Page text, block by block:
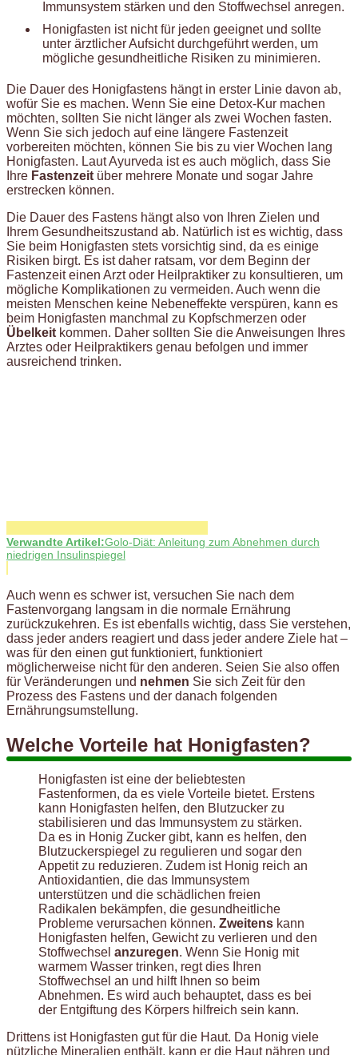
Immunsystem stärken und den Stoffwechsel anregen.
Honigfasten ist nicht für jeden geeignet und sollte
unter ärztlicher Aufsicht durchgeführt werden, um
mögliche gesundheitliche Risiken zu minimieren.
Die Dauer des Honigfastens hängt in erster Linie davon ab,
wofür Sie es machen. Wenn Sie eine Detox-Kur machen
möchten, sollten Sie nicht länger als zwei Wochen fasten.
Wenn Sie sich jedoch auf eine längere Fastenzeit
vorbereiten möchten, können Sie bis zu vier Wochen lang
Honigfasten. Laut Ayurveda ist es auch möglich, dass Sie
Ihre Fastenzeit über mehrere Monate und sogar Jahre
erstrecken können.
Die Dauer des Fastens hängt also von Ihren Zielen und
Ihrem Gesundheitszustand ab. Natürlich ist es wichtig, dass
Sie beim Honigfasten stets vorsichtig sind, da es einige
Risiken birgt. Es ist daher ratsam, vor dem Beginn der
Fastenzeit einen Arzt oder Heilpraktiker zu konsultieren, um
mögliche Komplikationen zu vermeiden. Auch wenn die
meisten Menschen keine Nebeneffekte verspüren, kann es
beim Honigfasten manchmal zu Kopfschmerzen oder
Übelkeit kommen. Daher sollten Sie die Anweisungen Ihres
Arztes oder Heilpraktikers genau befolgen und immer
ausreichend trinken.
Verwandte Artikel:Golo-Diät: Anleitung zum Abnehmen durch
niedrigen Insulinspiegel
Auch wenn es schwer ist, versuchen Sie nach dem
Fastenvorgang langsam in die normale Ernährung
zurückzukehren. Es ist ebenfalls wichtig, dass Sie verstehen,
dass jeder anders reagiert und dass jeder andere Ziele hat –
was für den einen gut funktioniert, funktioniert
möglicherweise nicht für den anderen. Seien Sie also offen
für Veränderungen und nehmen Sie sich Zeit für den
Prozess des Fastens und der danach folgenden
Ernährungsumstellung.
Welche Vorteile hat Honigfasten?
Honigfasten ist eine der beliebtesten
Fastenformen, da es viele Vorteile bietet. Erstens
kann Honigfasten helfen, den Blutzucker zu
stabilisieren und das Immunsystem zu stärken.
Da es in Honig Zucker gibt, kann es helfen, den
Blutzuckerspiegel zu regulieren und sogar den
Appetit zu reduzieren. Zudem ist Honig reich an
Antioxidantien, die das Immunsystem
unterstützen und die schädlichen freien
Radikalen bekämpfen, die gesundheitliche
Probleme verursachen können. Zweitens kann
Honigfasten helfen, Gewicht zu verlieren und den
Stoffwechsel anzuregen. Wenn Sie Honig mit
warmem Wasser trinken, regt dies Ihren
Stoffwechsel an und hilft Ihnen so beim
Abnehmen. Es wird auch behauptet, dass es bei
der Entgiftung des Körpers hilfreich sein kann.
Drittens ist Honigfasten gut für die Haut. Da Honig viele
nützliche Mineralien enthält, kann er die Haut nähren und